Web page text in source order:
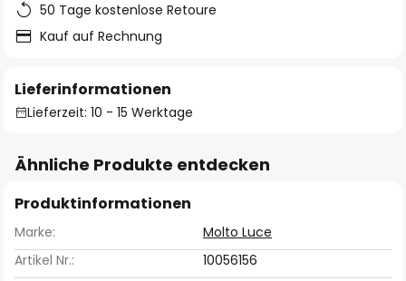
50 Tage kostenlose Retoure
Kauf auf Rechnung
Lieferinformationen
Lieferzeit: 10 - 15 Werktage
Ähnliche Produkte entdecken
Produktinformationen
Marke:
Molto Luce
Artikel Nr.:
10056156